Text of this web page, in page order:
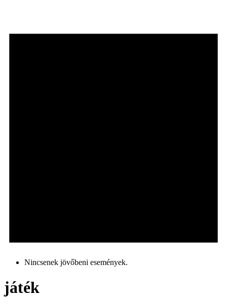
Nincsenek jövőbeni események.
játék